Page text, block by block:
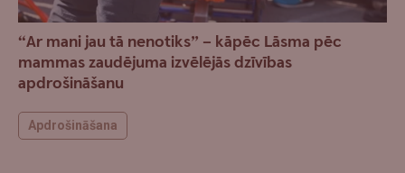
“Ar mani jau tā nenotiks” – kāpēc Lāsma pēc
mammas zaudējuma izvēlējās dzīvības
apdrošināšanu
Apdrošināšana